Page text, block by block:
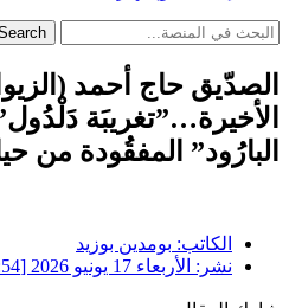
الصدّيق حاج أحمد
الأخيرة…”تغريبَة
البارُود” المفقُودة من
الكاتب: بومدين بوزيد
نشر: الأربعاء 17 يونيو 2026 [23:54 مساءً] بتوقيت الجزائر